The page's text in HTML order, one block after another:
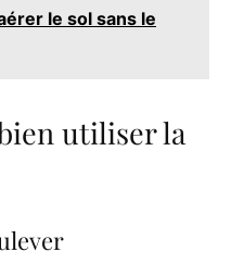
le sol sans le
utiliser la